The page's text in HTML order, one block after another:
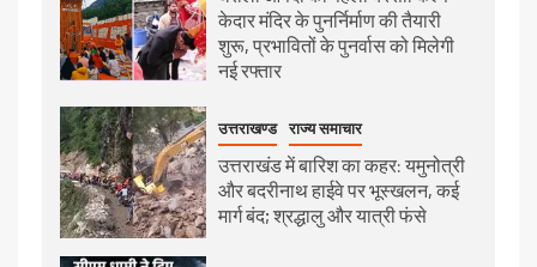
केदार मंदिर के पुनर्निर्माण की तैयारी
शुरू, प्रभावितों के पुनर्वास को मिलेगी
नई रफ्तार
उत्तराखण्ड राज्य समाचार
उत्तराखंड में बारिश का कहर: यमुनोत्री
और बदरीनाथ हाईवे पर भूस्खलन, कई
मार्ग बंद; श्रद्धालु और यात्री फंसे